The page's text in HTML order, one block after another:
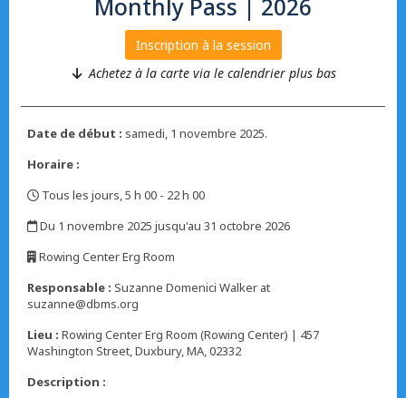
Monthly Pass | 2026
Inscription à la session
Achetez à la carte via le calendrier plus bas
Date de début : samedi, 1 novembre 2025.
Horaire :
Tous les jours, 5 h 00 - 22 h 00
Du 1 novembre 2025 jusqu'au 31 octobre 2026
Rowing Center Erg Room
Responsable : Suzanne Domenici Walker at
suzanne@dbms.org
Lieu : Rowing Center Erg Room (Rowing Center) | 457
Washington Street, Duxbury, MA, 02332
Description :